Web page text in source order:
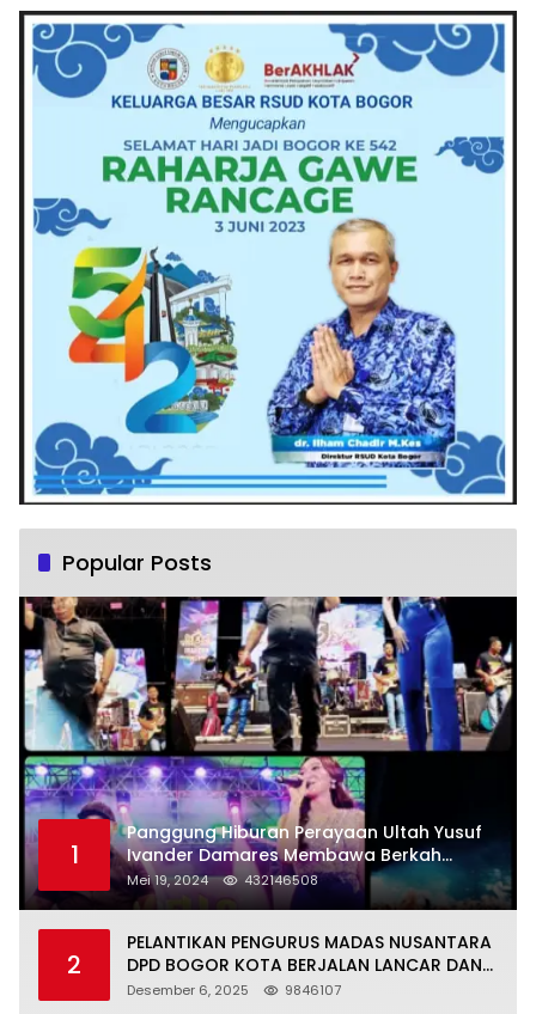
Popular Posts
1
Panggung Hiburan Perayaan Ultah Yusuf
Ivander Damares Membawa Berkah
Warga Kejapanan
Mei 19, 2024 432146508
2
PELANTIKAN PENGURUS MADAS NUSANTARA
DPD BOGOR KOTA BERJALAN LANCAR DAN
KHIDMAT
Desember 6, 2025 9846107